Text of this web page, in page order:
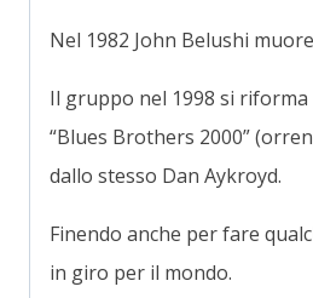
Nel 1982 John Belushi
Il gruppo nel 1998 si
“Blues Brothers 2000”
dallo stesso Dan Aykroyd.
Finendo anche per fare
in giro per il mondo.